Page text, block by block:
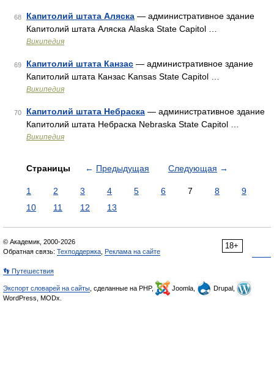
68 Капитолий штата Аляска — административное здание
Капитолий штата Аляска Alaska State Capitol …
Википедия
69 Капитолий штата Канзас — административное здание
Капитолий штата Канзас Kansas State Capitol …
Википедия
70 Капитолий штата Небраска — административное здание
Капитолий штата Небраска Nebraska State Capitol …
Википедия
Страницы ← Предыдущая Следующая →
1 2 3 4 5 6 7 8
9
10
11 12 13
18+
© Академик, 2000-2026
Обратная связь: Техподдержка Реклама на сайте
👣 Путешествия
Экспорт словарей на сайты , сделанные на PHP, Joomla,
Drupal,
WordPress, MODx.